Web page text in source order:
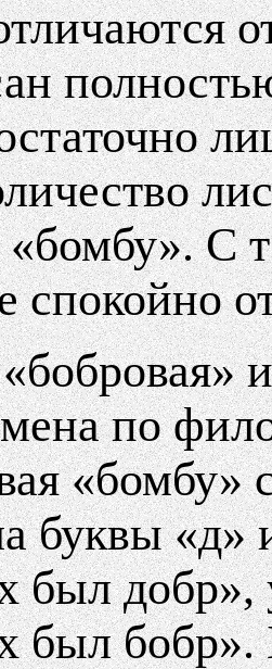
С
по
«бомбу»
буквы
был добр»,
был